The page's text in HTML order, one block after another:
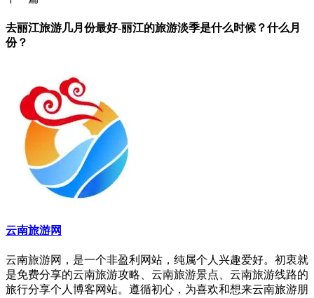
去丽江旅游几月份最好-丽江的旅游淡季是什么时候？什么月
份？
云南旅游网
云南旅游网，是一个非盈利网站，纯属个人兴趣爱好。初衷就
是免费分享的云南旅游攻略、云南旅游景点、云南旅游线路的
旅行分享个人博客网站。遵循初心，为喜欢和想来云南旅游朋